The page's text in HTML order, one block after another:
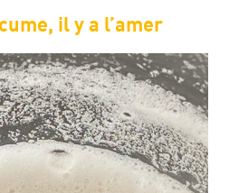
il y a l’amer